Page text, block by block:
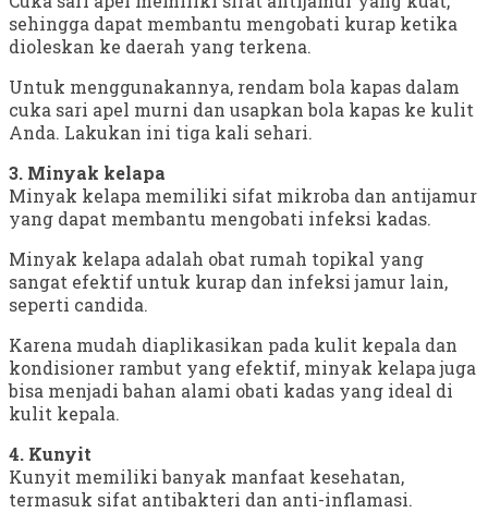
sehingga dapat membantu mengobati kurap ketika
dioleskan ke daerah yang terkena.
Untuk menggunakannya, rendam bola kapas dalam
cuka sari apel murni dan usapkan bola kapas ke kulit
Anda. Lakukan ini tiga kali sehari.
3. Minyak kelapa
Minyak kelapa memiliki sifat mikroba dan antijamur
yang dapat membantu mengobati infeksi kadas.
Minyak kelapa adalah obat rumah topikal yang
sangat efektif untuk kurap dan infeksi jamur lain,
seperti candida.
Karena mudah diaplikasikan pada kulit kepala dan
kondisioner rambut yang efektif, minyak kelapa juga
bisa menjadi bahan alami obati kadas yang ideal di
kulit kepala.
4. Kunyit
Kunyit memiliki banyak manfaat kesehatan,
termasuk sifat antibakteri dan anti-inflamasi.